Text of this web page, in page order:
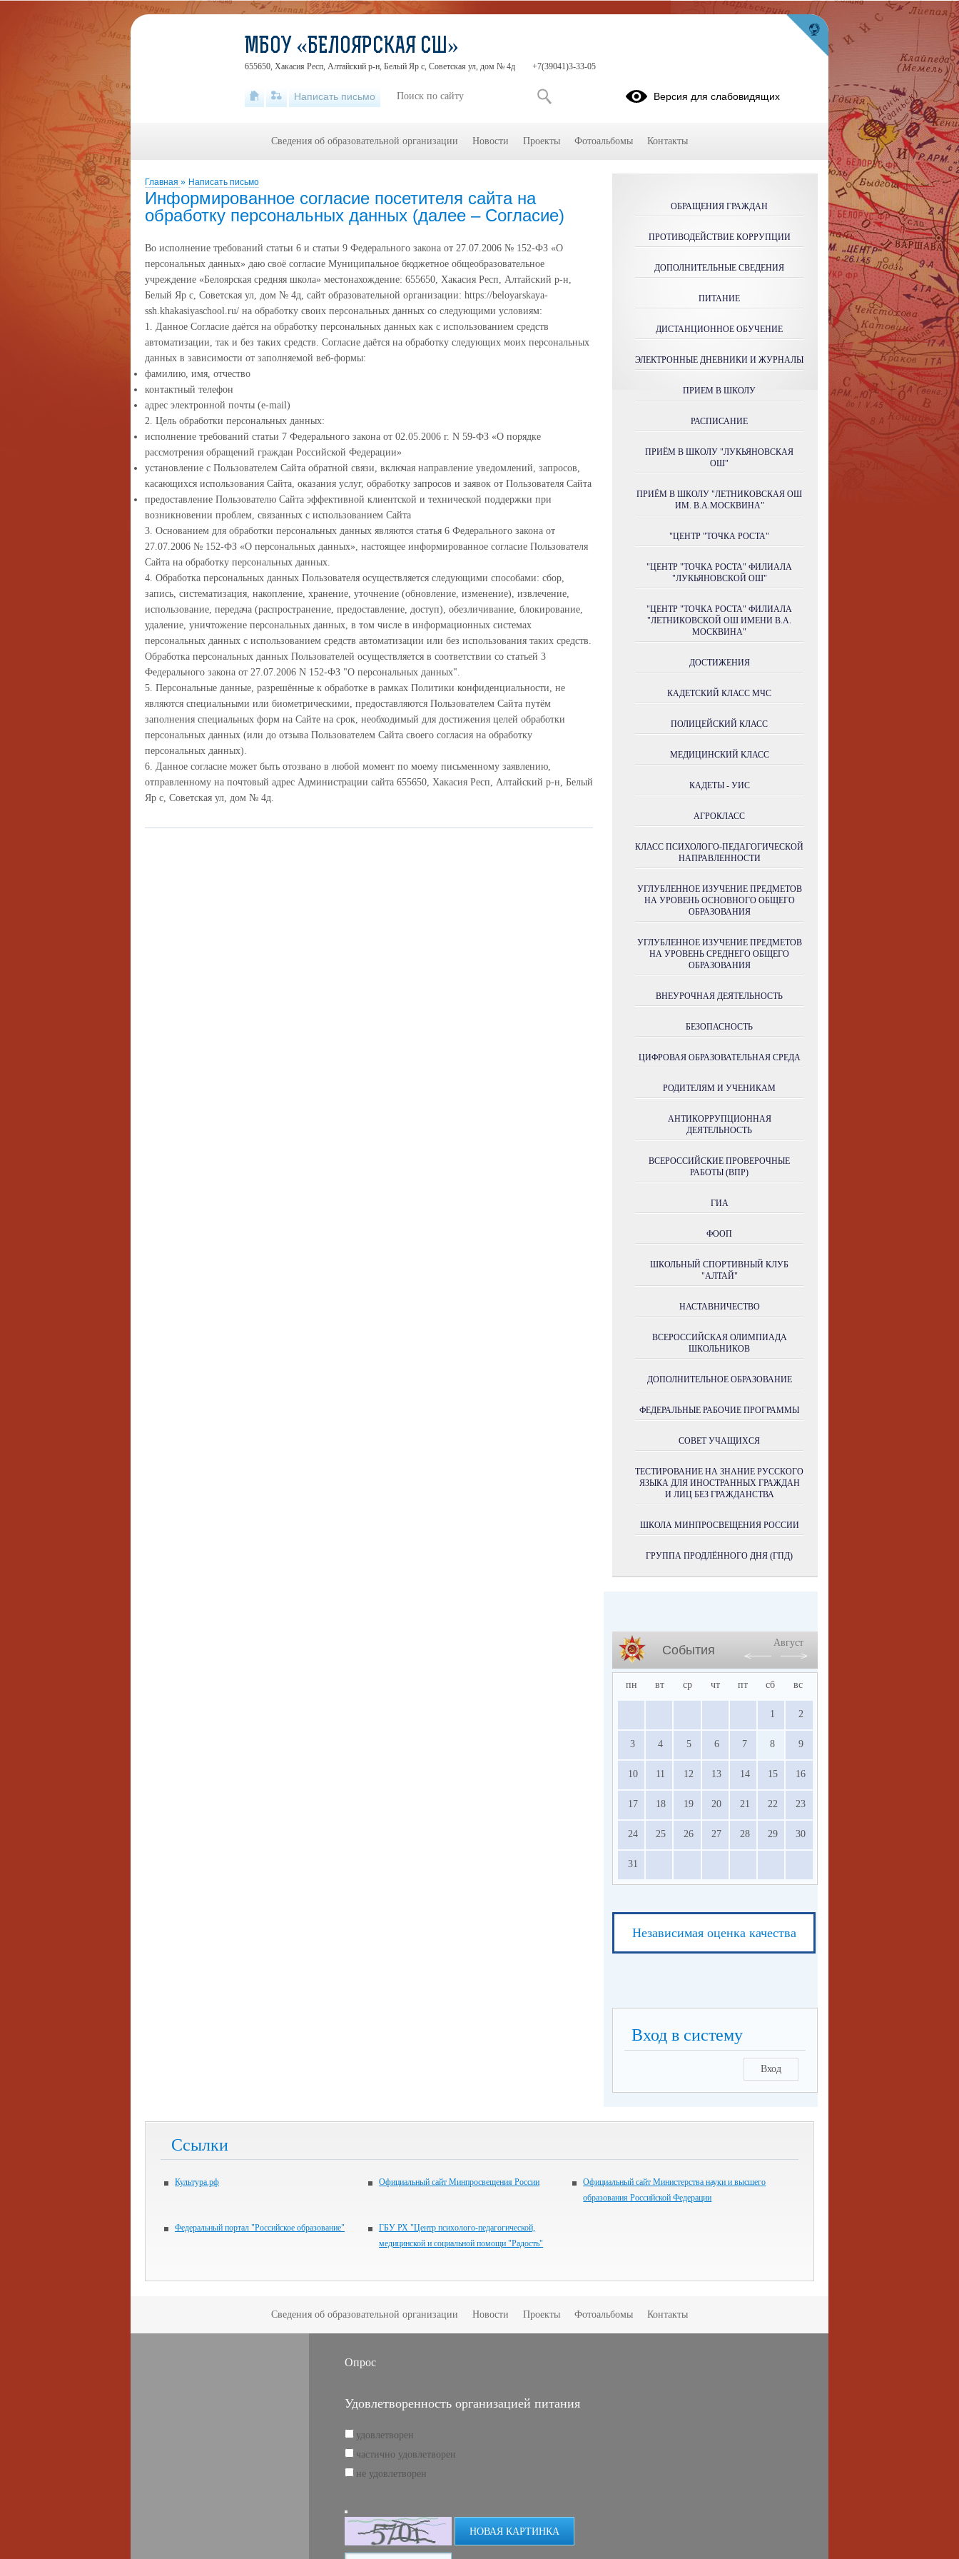
Главная » Написать письмо
Информированное согласие посетителя сайта на
обработку персональных данных (далее – Согласие)
Во исполнение требований статьи 6 и статьи 9 Федерального закона от 27.07.2006 № 152-ФЗ «О
персональных данных» даю своё согласие Муниципальное бюджетное общеобразовательное
учреждение «Белоярская средняя школа» местонахождение: 655650, Хакасия Респ, Алтайский р-н,
Белый Яр с, Советская ул, дом № 4д, сайт образовательной организации: https://beloyarskaya-
ssh.khakasiyaschool.ru/ на обработку своих персональных данных со следующими условиям:
1. Данное Согласие даётся на обработку персональных данных как с использованием средств
автоматизации, так и без таких средств. Согласие даётся на обработку следующих моих персональных
данных в зависимости от заполняемой веб-формы:
фамилию, имя, отчество
контактный телефон
адрес электронной почты (e-mail)
2. Цель обработки персональных данных:
исполнение требований статьи 7 Федерального закона от 02.05.2006 г. N 59-ФЗ «О порядке
рассмотрения обращений граждан Российской Федерации»
установление с Пользователем Сайта обратной связи, включая направление уведомлений, запросов,
касающихся использования Сайта, оказания услуг, обработку запросов и заявок от Пользователя Сайта
предоставление Пользователю Сайта эффективной клиентской и технической поддержки при
возникновении проблем, связанных с использованием Сайта
3. Основанием для обработки персональных данных являются статья 6 Федерального закона от
27.07.2006 № 152-ФЗ «О персональных данных», настоящее информированное согласие Пользователя
Сайта на обработку персональных данных.
4. Обработка персональных данных Пользователя осуществляется следующими способами: сбор,
запись, систематизация, накопление, хранение, уточнение (обновление, изменение), извлечение,
использование, передача (распространение, предоставление, доступ), обезличивание, блокирование,
удаление, уничтожение персональных данных, в том числе в информационных системах
персональных данных с использованием средств автоматизации или без использования таких средств.
Обработка персональных данных Пользователей осуществляется в соответствии со статьей 3
Федерального закона от 27.07.2006 N 152-ФЗ "О персональных данных".
5. Персональные данные, разрешённые к обработке в рамках Политики конфиденциальности, не
являются специальными или биометрическими, предоставляются Пользователем Сайта путём
заполнения специальных форм на Сайте на срок, необходимый для достижения целей обработки
персональных данных (или до отзыва Пользователем Сайта своего согласия на обработку
персональных данных).
6. Данное согласие может быть отозвано в любой момент по моему письменному заявлению,
отправленному на почтовый адрес Администрации сайта 655650, Хакасия Респ, Алтайский р-н, Белый
Яр с, Советская ул, дом № 4д.
ОБРАЩЕНИЯ ГРАЖДАН
ПРОТИВОДЕЙСТВИЕ КОРРУПЦИИ
ДОПОЛНИТЕЛЬНЫЕ СВЕДЕНИЯ
ПИТАНИЕ
ДИСТАНЦИОННОЕ ОБУЧЕНИЕ
ЭЛЕКТРОННЫЕ ДНЕВНИКИ И ЖУРНАЛЫ
ПРИЕМ В ШКОЛУ
РАСПИСАНИЕ
ПРИЁМ В ШКОЛУ "ЛУКЬЯНОВСКАЯ
ОШ"
ПРИЁМ В ШКОЛУ "ЛЕТНИКОВСКАЯ ОШ
ИМ. В.А.МОСКВИНА"
"ЦЕНТР "ТОЧКА РОСТА"
"ЦЕНТР "ТОЧКА РОСТА" ФИЛИАЛА
"ЛУКЬЯНОВСКОЙ ОШ"
"ЦЕНТР "ТОЧКА РОСТА" ФИЛИАЛА
"ЛЕТНИКОВСКОЙ ОШ ИМЕНИ В.А.
МОСКВИНА"
ДОСТИЖЕНИЯ
КАДЕТСКИЙ КЛАСС МЧС
ПОЛИЦЕЙСКИЙ КЛАСС
МЕДИЦИНСКИЙ КЛАСС
КАДЕТЫ - УИС
АГРОКЛАСС
КЛАСС ПСИХОЛОГО-ПЕДАГОГИЧЕСКОЙ
НАПРАВЛЕННОСТИ
УГЛУБЛЕННОЕ ИЗУЧЕНИЕ ПРЕДМЕТОВ
НА УРОВЕНЬ ОСНОВНОГО ОБЩЕГО
ОБРАЗОВАНИЯ
УГЛУБЛЕННОЕ ИЗУЧЕНИЕ ПРЕДМЕТОВ
НА УРОВЕНЬ СРЕДНЕГО ОБЩЕГО
ОБРАЗОВАНИЯ
ВНЕУРОЧНАЯ ДЕЯТЕЛЬНОСТЬ
БЕЗОПАСНОСТЬ
ЦИФРОВАЯ ОБРАЗОВАТЕЛЬНАЯ СРЕДА
РОДИТЕЛЯМ И УЧЕНИКАМ
АНТИКОРРУПЦИОННАЯ
ДЕЯТЕЛЬНОСТЬ
ВСЕРОССИЙСКИЕ ПРОВЕРОЧНЫЕ
РАБОТЫ (ВПР)
ГИА
ФООП
ШКОЛЬНЫЙ СПОРТИВНЫЙ КЛУБ
"АЛТАЙ"
НАСТАВНИЧЕСТВО
ВСЕРОССИЙСКАЯ ОЛИМПИАДА
ШКОЛЬНИКОВ
ДОПОЛНИТЕЛЬНОЕ ОБРАЗОВАНИЕ
ФЕДЕРАЛЬНЫЕ РАБОЧИЕ ПРОГРАММЫ
СОВЕТ УЧАЩИХСЯ
ТЕСТИРОВАНИЕ НА ЗНАНИЕ РУССКОГО
ЯЗЫКА ДЛЯ ИНОСТРАННЫХ ГРАЖДАН
И ЛИЦ БЕЗ ГРАЖДАНСТВА
ШКОЛА МИНПРОСВЕЩЕНИЯ РОССИИ
ГРУППА ПРОДЛЁННОГО ДНЯ (ГПД)
События
Август
пн вт ср чт пт сб вс
1 2
3 4 5 6 7 8 9
10 11 12 13 14 15 16
17 18 19 20 21 22 23
24 25 26 27 28 29 30
31
Независимая оценка качества
Вход в систему
Вход
Ссылки
Культура.рф Официальный сайт Минпросвещения России
Официальный сайт Министерства науки и высшего
образования Российской Федерации
Федеральный портал "Российское образование"
ГБУ РХ "Центр психолого-педагогической,
медицинской и социальной помощи "Радость"
МБОУ «БЕЛОЯРСКАЯ СШ»
655650, Хакасия Респ, Алтайский р-н, Белый Яр с, Советская ул, дом № 4д +7(39041)3-33-05
Написать письмо Версия для слабовидящих
Сведения об образовательной организации Новости Проекты Фотоальбомы Контакты
Сведения об образовательной организации Новости Проекты Фотоальбомы Контакты
Опрос
Удовлетворенность организацией питания
удовлетворен
частично удовлетворен
не удовлетворен
НОВАЯ КАРТИНКА